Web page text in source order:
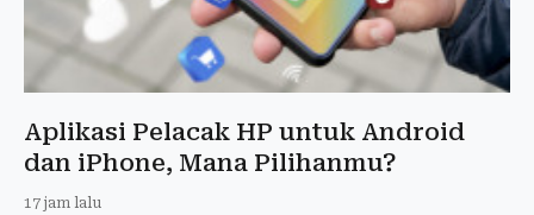
Aplikasi Pelacak HP untuk Android
dan iPhone, Mana Pilihanmu?
17 jam lalu